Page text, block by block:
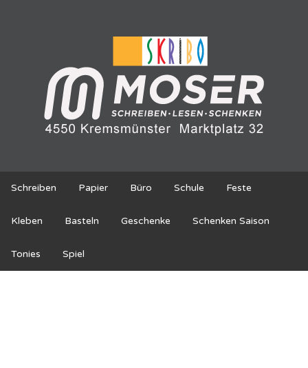
Schreiben Papier Büro Schule Feste
Kleben Basteln Geschenke Schenken Saison
Tonies Spiel